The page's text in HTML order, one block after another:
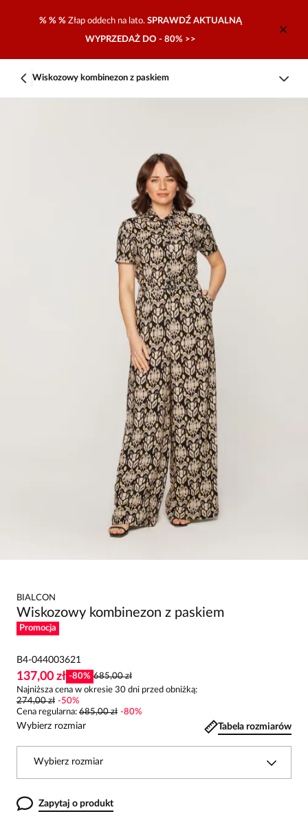
% % % Złap oddech na lato. SPRAWDŹ AKTUALNĄ
WYPRZEDAŻ DO - 80% >>
Wiskozowy kombinezon z paskiem
BIALCON
Wiskozowy kombinezon z paskiem
Promocja
B4-044003621
137,00 zł -80% 685,00 zł
Najniższa cena w okresie 30 dni przed obniżką:
274,00 zł -50%
Cena regularna: 685,00 zł -80%
Wybierz rozmiar Tabela rozmiarów
Wybierz rozmiar
Zapytaj o produkt